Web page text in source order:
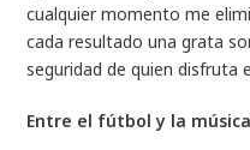
cualquier momento me
cada resultado una grata
seguridad de quien disfruta
Entre el fútbol y la música